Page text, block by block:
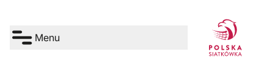
Menu